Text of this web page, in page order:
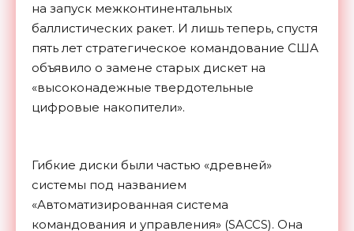
на запуск межконтинентальных
баллистических ракет. И лишь теперь, спустя
пять лет стратегическое командование США
объявило о замене старых дискет на
«высоконадежные твердотельные
цифровые накопители».
Гибкие диски были частью «древней»
системы под названием
«Автоматизированная система
командования и управления» (SACCS). Она